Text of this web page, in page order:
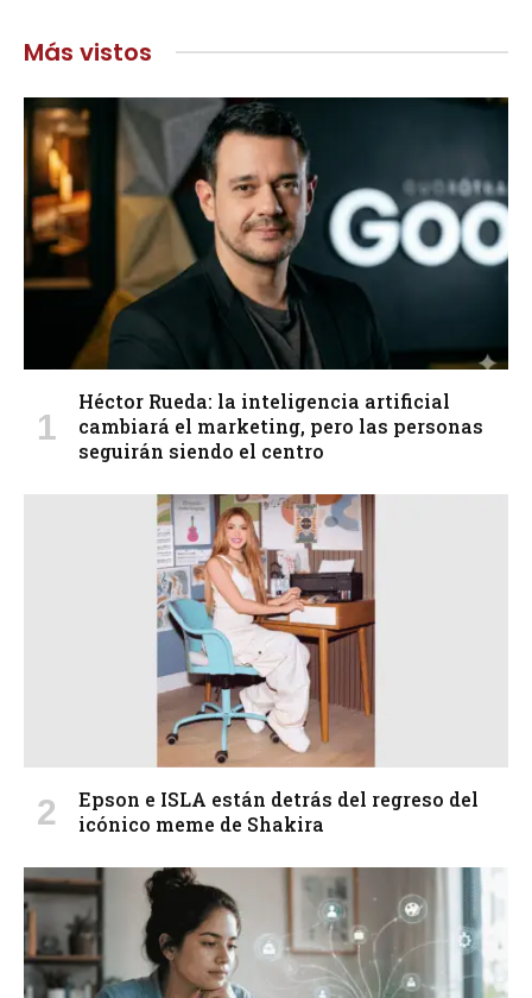
Más vistos
Héctor Rueda: la inteligencia artificial
cambiará el marketing, pero las personas
seguirán siendo el centro
Epson e ISLA están detrás del regreso del
icónico meme de Shakira